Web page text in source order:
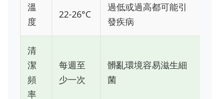
溫
度
22-26°C
過低或過高都可能引
發疾病
清
潔
頻
率
每週至
少一次
髒亂環境容易滋生細
菌